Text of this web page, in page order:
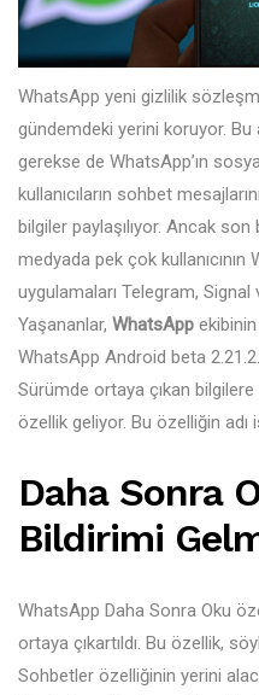
WhatsApp yeni gizlilik
gündemdeki yerini koruyor.
gerekse de WhatsApp’ın
kullanıcıların sohbet
bilgiler paylaşılıyor. Ancak
medyada pek çok
uygulamaları Telegram, Signal
Yaşananlar, WhatsApp
WhatsApp Android beta
Sürümde ortaya çıkan
özellik geliyor. Bu özelliğin adı
Daha Sonra
Bildirimi
WhatsApp Daha Sonra Oku
ortaya çıkartıldı. Bu özellik,
Sohbetler özelliğinin yerini